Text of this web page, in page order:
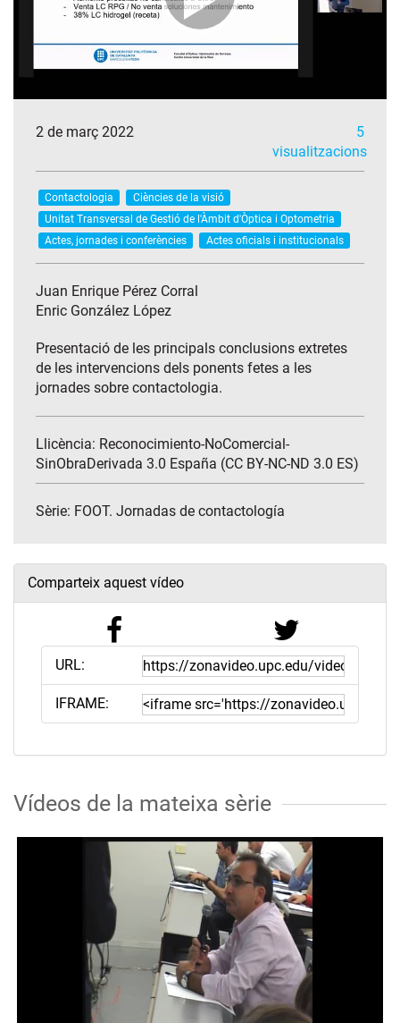
2 de març 2022
5
visualitzacions
Contactologia
Ciències de la visió
Unitat Transversal de Gestió de l'Àmbit d'Òptica i Optometria
Actes, jornades i conferències
Actes oficials i institucionals
Juan Enrique Pérez Corral
Enric González López
Presentació de les principals conclusions extretes
de les intervencions dels ponents fetes a les
jornades sobre contactologia.
Llicència: Reconocimiento-NoComercial-
SinObraDerivada 3.0 España (CC BY-NC-ND 3.0 ES)
Sèrie: FOOT. Jornadas de contactología
Comparteix aquest vídeo
URL:
IFRAME:
Vídeos de la mateixa sèrie